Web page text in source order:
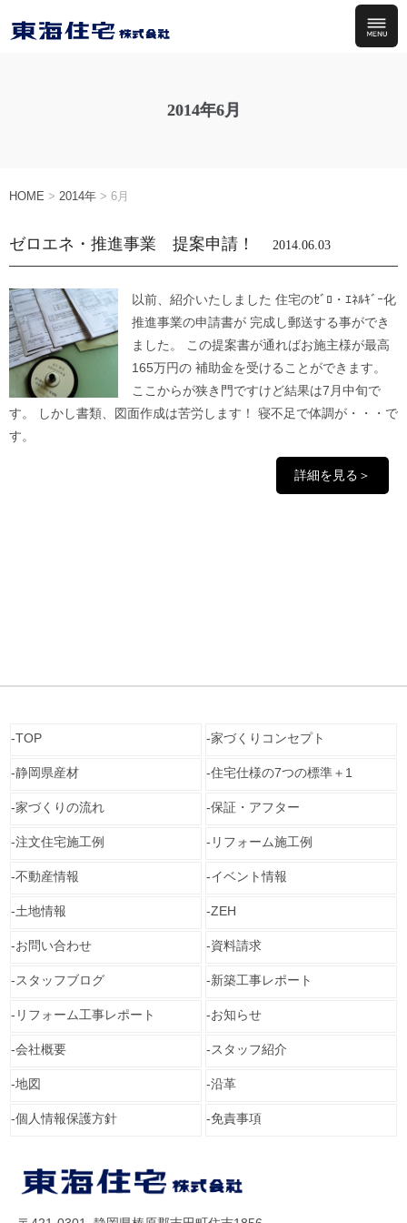
2014年6月
HOME > 2014年 > 6月
ゼロエネ・推進事業 提案申請！ 2014.06.03
以前、紹介いたしました 住宅のｾﾞﾛ・ｴﾈﾙｷﾞｰ化
推進事業の申請書が 完成し郵送する事ができ
ました。 この提案書が通ればお施主様が最高
165万円の 補助金を受けることができます。
ここからが狭き門ですけど結果は7月中旬で
す。 しかし書類、図面作成は苦労します！ 寝不足で体調が・・・で
す。
詳細を見る＞
TOP 家づくりコンセプト
静岡県産材 住宅仕様の7つの標準＋1
家づくりの流れ 保証・アフター
注文住宅施工例 リフォーム施工例
不動産情報 イベント情報
土地情報 ZEH
お問い合わせ 資料請求
スタッフブログ 新築工事レポート
リフォーム工事レポート お知らせ
会社概要 スタッフ紹介
地図 沿革
個人情報保護方針 免責事項